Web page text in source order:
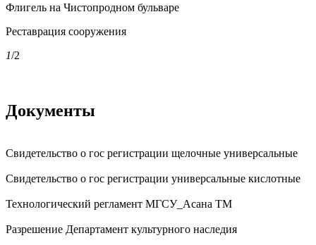
Флигель на Чистопродном бульваре
Реставрация сооружения
1/2
Документы
Свидетельство о гос регистрации щелочные универсальные
Свидетельство о гос регистрации универсальные кислотные
Технологический регламент МГСУ_Асана ТМ
Разрешение Департамент культурного наследия